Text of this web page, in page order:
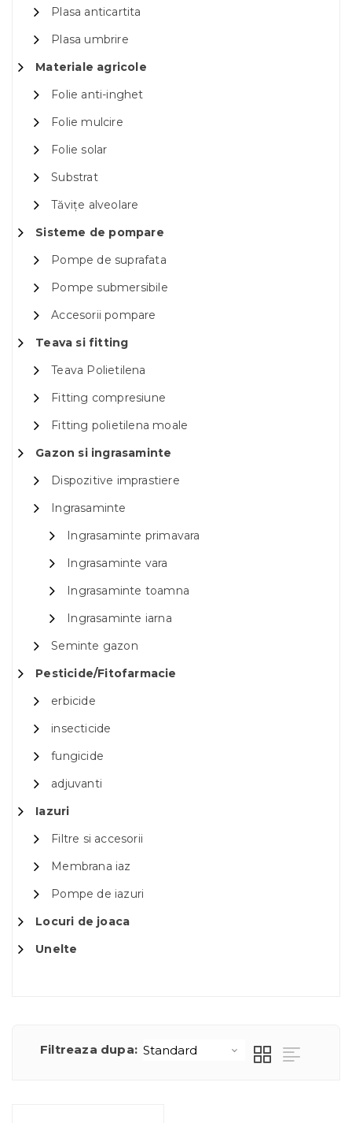
Plasa anticartita
Plasa umbrire
Materiale agricole
Folie anti-inghet
Folie mulcire
Folie solar
Substrat
Tăvițe alveolare
Sisteme de pompare
Pompe de suprafata
Pompe submersibile
Accesorii pompare
Teava si fitting
Teava Polietilena
Fitting compresiune
Fitting polietilena moale
Gazon si ingrasaminte
Dispozitive imprastiere
Ingrasaminte
Ingrasaminte primavara
Ingrasaminte vara
Ingrasaminte toamna
Ingrasaminte iarna
Seminte gazon
Pesticide/Fitofarmacie
erbicide
insecticide
fungicide
adjuvanti
Iazuri
Filtre si accesorii
Membrana iaz
Pompe de iazuri
Locuri de joaca
Unelte
Filtreaza dupa: